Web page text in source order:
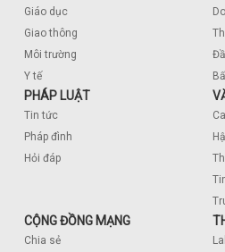
Giáo dục
Giao thông
Môi trường
Y tế
PHÁP LUẬT
Tin tức
Pháp đình
Hỏi đáp
CỘNG ĐỒNG MẠNG
Chia sẻ